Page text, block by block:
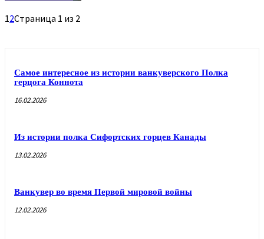
12Страница 1 из 2
Самое интересное из истории ванкуверского Полка
герцога Коннота
16.02.2026
Из истории полка Сифортских горцев Канады
13.02.2026
Ванкувер во время Первой мировой войны
12.02.2026